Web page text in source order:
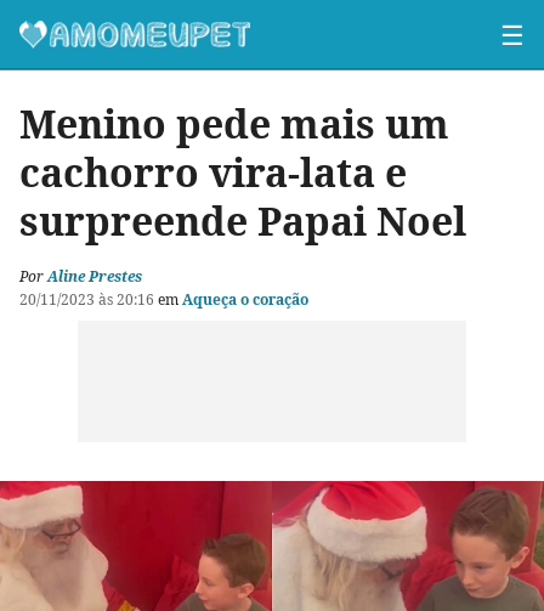
☰
Menino pede mais um
cachorro vira-lata e
surpreende Papai Noel
PorAline Prestes
20/11/2023 às 20:16 emAqueça o coração